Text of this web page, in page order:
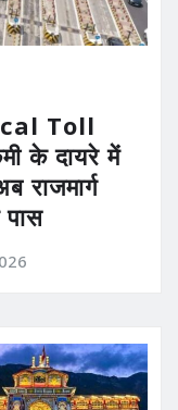
Toll
के दायरे में
राजमार्ग